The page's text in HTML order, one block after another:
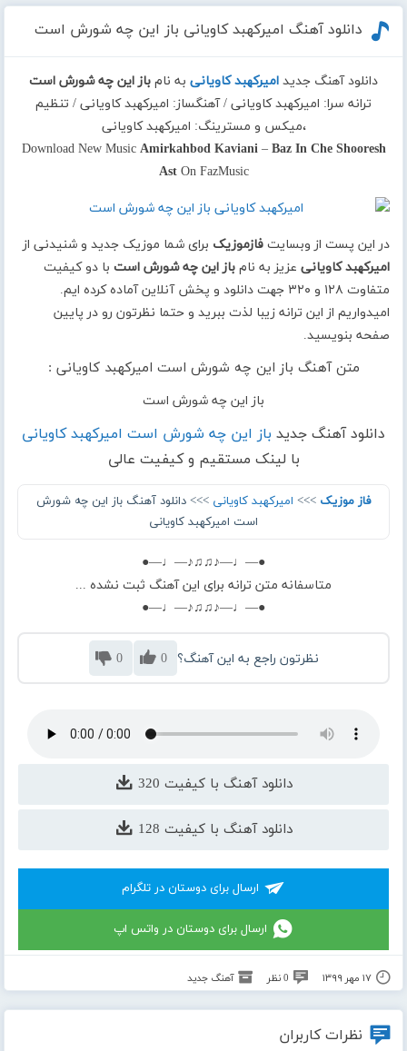
دانلود آهنگ امیرکهبد کاویانی باز این چه شورش است
دانلود آهنگ جدید امیرکهبد کاویانی به نام باز این چه شورش است
ترانه سرا: امیرکهبد کاویانی / آهنگساز: امیرکهبد کاویانی / تنظیم
،میکس و مسترینگ: امیرکهبد کاویانی
Download New Music Amirkahbod Kaviani– Baz In Che Shooresh
AstOn FazMusic
در این پست از وبسایتفازموزیک برای شما موزیک جدید و شنیدنی از
امیرکهبد کاویانی عزیز به نامباز این چه شورش است با دو کیفیت
متفاوت ۱۲۸ و ۳۲۰ جهت دانلود و پخش آنلاین آماده کرده ایم.
امیدواریم از این ترانه زیبا لذت ببرید و حتما نظرتون رو در پایین
صفحه بنویسید.
متن آهنگ باز این چه شورش است امیرکهبد کاویانی :
باز این چه شورش است
دانلود آهنگ جدید باز این چه شورش است امیرکهبد کاویانی
با لینک مستقیم و کیفیت عالی
فاز موزیک >>> امیرکهبد کاویانی >>> دانلود آهنگ باز این چه شورش
است امیرکهبد کاویانی
●—♩—♪♫♫♪—♩—●
متاسفانه متن ترانه برای این آهنگ ثبت نشده ...
●—♩—♪♫♫♪—♩—●
نظرتون راجع به این آهنگ؟ 0
0
دانلود آهنگ با کیفیت 320
دانلود آهنگ با کیفیت 128
ارسال برای دوستان در تلگرام
ارسال برای دوستان در واتس اپ
۱۷ مهر ۱۳۹۹ 0 نظر آهنگ جدید
نظرات کاربران